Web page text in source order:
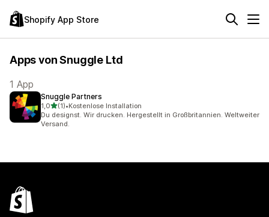
Shopify App Store
Apps von Snuggle Ltd
1 App
Snuggle Partners
1,0von 5 Sternen
(1)
1 Rezensionen insgesamt
•Kostenlose Installation
Du designst. Wir drucken. Hergestellt in Großbritannien. Weltweiter
Versand.